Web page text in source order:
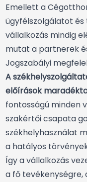
Emellett a
ügyfélszolgálatot
vállalkozás mindig
mutat a partnerek
Jogszabályi
A
előírások
fontosságú minden
szakértői csapata
székhelyhasználat
a hatályos
Így a vállalkozás
a fő tevékenységre,